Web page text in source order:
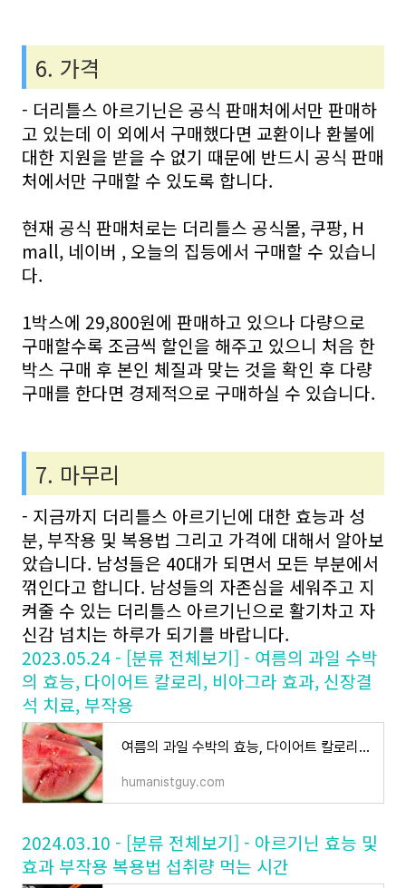
6. 가격
- 더리틀스 아르기닌은 공식 판매처에서만 판매하
고 있는데 이 외에서 구매했다면 교환이나 환불에
대한 지원을 받을 수 없기 때문에 반드시 공식 판매
처에서만 구매할 수 있도록 합니다.
현재 공식 판매처로는 더리틀스 공식몰, 쿠팡, H
mall, 네이버 , 오늘의 집등에서 구매할 수 있습니
다.
1박스에 29,800원에 판매하고 있으나 다량으로
구매할수록 조금씩 할인을 해주고 있으니 처음 한
박스 구매 후 본인 체질과 맞는 것을 확인 후 다량
구매를 한다면 경제적으로 구매하실 수 있습니다.
7. 마무리
- 지금까지 더리틀스 아르기닌에 대한 효능과 성
분, 부작용 및 복용법 그리고 가격에 대해서 알아보
았습니다. 남성들은 40대가 되면서 모든 부분에서
꺾인다고 합니다. 남성들의 자존심을 세워주고 지
켜줄 수 있는 더리틀스 아르기닌으로 활기차고 자
신감 넘치는 하루가 되기를 바랍니다.
2023.05.24 - [분류 전체보기] - 여름의 과일 수박
의 효능, 다이어트 칼로리, 비아그라 효과, 신장결
석 치료, 부작용
여름의 과일 수박의 효능, 다이어트 칼로리, 비아그라 효과, 신장결석 치료, 부작용
humanistguy.com
2024.03.10 - [분류 전체보기] - 아르기닌 효능 및
효과 부작용 복용법 섭취량 먹는 시간